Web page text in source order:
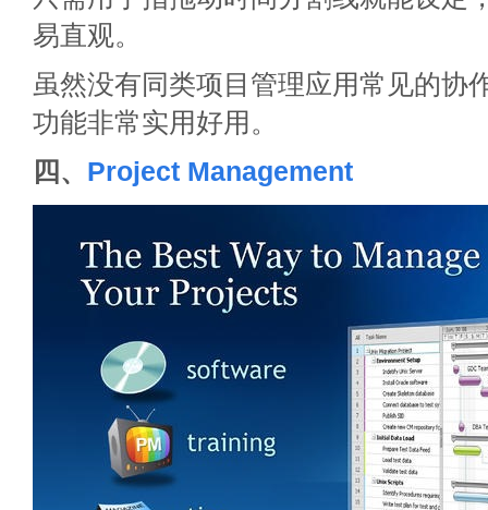
易直观。
虽然没有同类项目管理应用常见的协
功能非常实用好用。
四、 Project Management